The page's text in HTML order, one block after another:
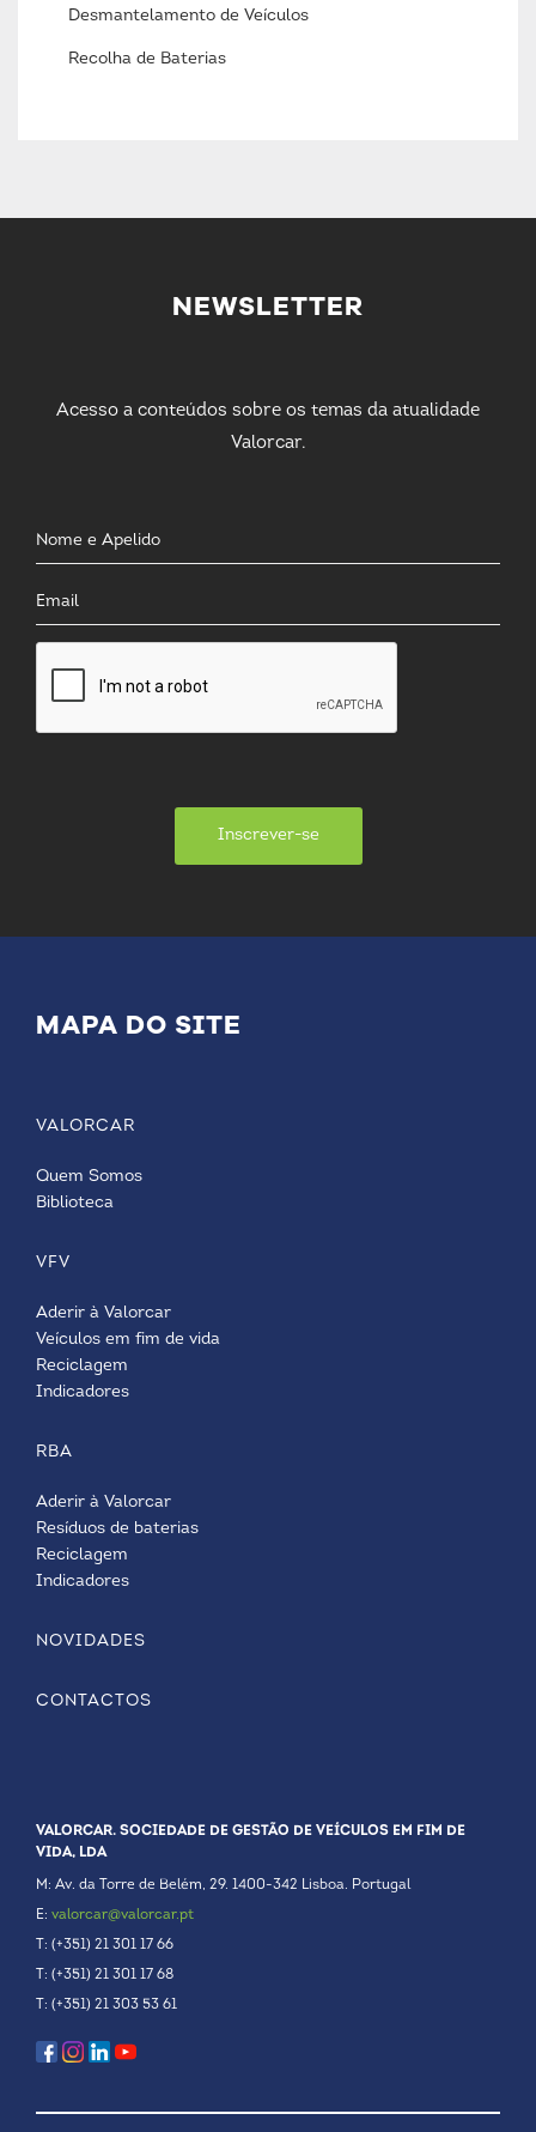
Desmantelamento de Veículos
Recolha de Baterias
NEWSLETTER
Acesso a conteúdos sobre os temas da atualidade
Valorcar.
Inscrever-se
MAPA DO SITE
VALORCAR
Quem Somos
Biblioteca
VFV
Aderir à Valorcar
Veículos em fim de vida
Reciclagem
Indicadores
RBA
Aderir à Valorcar
Resíduos de baterias
Reciclagem
Indicadores
NOVIDADES
CONTACTOS
VALORCAR. SOCIEDADE DE GESTÃO DE VEÍCULOS EM FIM DE
VIDA, LDA
M: Av. da Torre de Belém, 29. 1400-342 Lisboa. Portugal
E: valorcar@valorcar.pt
T: (+351) 21 301 17 66
T: (+351) 21 301 17 68
T: (+351) 21 303 53 61